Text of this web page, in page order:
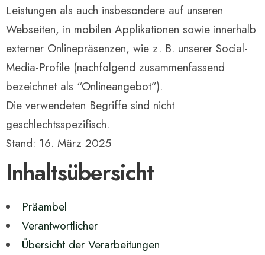
Leistungen als auch insbesondere auf unseren
Webseiten, in mobilen Applikationen sowie innerhalb
externer Onlinepräsenzen, wie z. B. unserer Social-
Media-Profile (nachfolgend zusammenfassend
bezeichnet als “Onlineangebot”).
Die verwendeten Begriffe sind nicht
geschlechtsspezifisch.
Stand: 16. März 2025
Inhaltsübersicht
Präambel
Verantwortlicher
Übersicht der Verarbeitungen